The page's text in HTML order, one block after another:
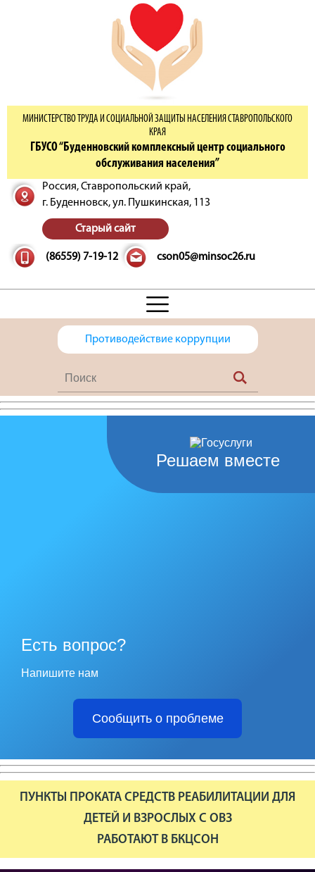
МИНИСТЕРСТВО ТРУДА И СОЦИАЛЬНОЙ ЗАЩИТЫ НАСЕЛЕНИЯ СТАВРОПОЛЬСКОГО
КРАЯ
ГБУСО “Буденновский комплексный центр социального
обслуживания населения”
Россия, Ставропольский край,
г. Буденновск,ул. Пушкинская, 113
Старый сайт
(86559) 7-19-12 cson05@minsoc26.ru
Противодействие коррупции
Решаем вместе
Есть вопрос?
Напишите нам
Сообщить о проблеме
ПУНКТЫ ПРОКАТА СРЕДСТВ РЕАБИЛИТАЦИИ ДЛЯ
ДЕТЕЙ И ВЗРОСЛЫХ С ОВЗ
РАБОТАЮТ В БКЦСОН